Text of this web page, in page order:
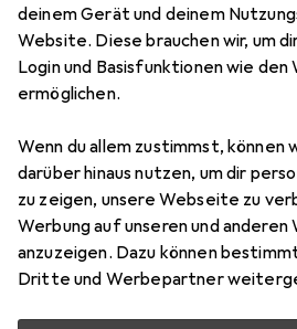
deinem Gerät und deinem
Website. Diese brauchen wir, um
Login und Basisfunktionen wie den
ermöglichen.
Wenn du allem zustimmst, können
darüber hinaus nutzen, um dir
zu zeigen, unsere Webseite zu
Werbung auf unseren und
anzuzeigen. Dazu können
Dritte und Werbepartner
Zebco Feeder boom
EUR
11,90
Bewertungen
Zwischen Do, 13.8. und Fr,